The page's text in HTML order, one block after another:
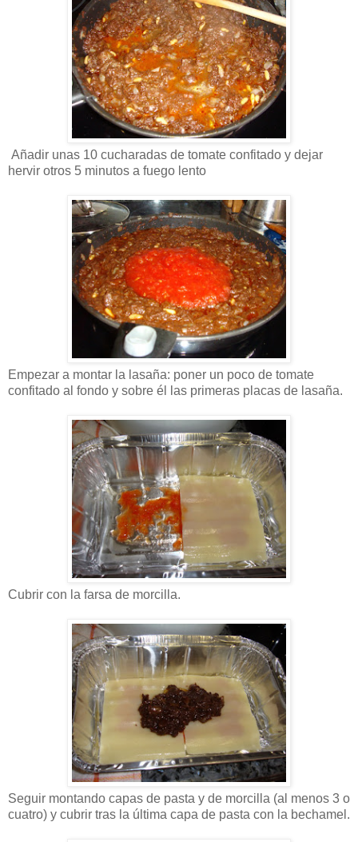
Añadir unas 10 cucharadas de tomate confitado y dejar
hervir otros 5 minutos a fuego lento
Empezar a montar la lasaña: poner un poco de tomate
confitado al fondo y sobre él las primeras placas de lasaña.
Cubrir con la farsa de morcilla.
Seguir montando capas de pasta y de morcilla (al menos 3 o
cuatro) y cubrir tras la última capa de pasta con la bechamel.